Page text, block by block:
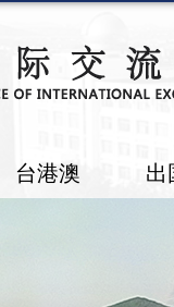
台港澳 出